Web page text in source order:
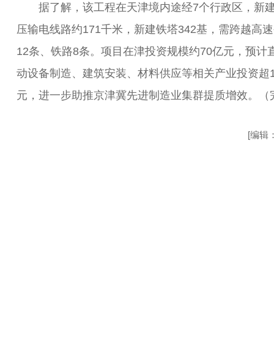
据了解，该工程在天津境内途经7个行政区，新
压输电线路约171千米，新建铁塔342基，需跨越高
12条、铁路8条。项目在津投资规模约70亿元，预计
动设备制造、建筑安装、材料供应等相关产业投资超
元，进一步助推京津冀先进制造业集群提质增效。（
[编辑